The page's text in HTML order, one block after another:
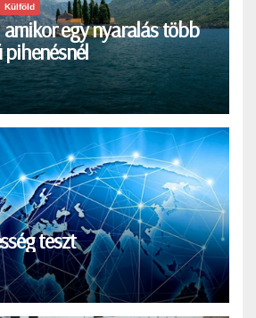
Külföld
egy nyaralás több
pihenésnél
teszt